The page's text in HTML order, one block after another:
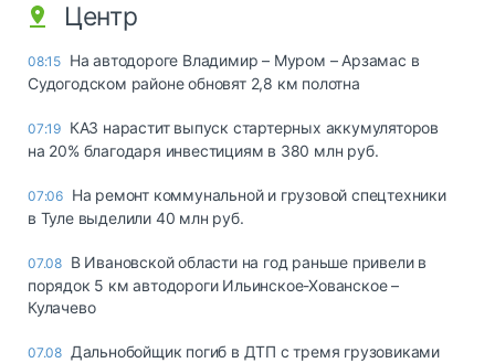
Центр
08:15 На автодороге Владимир – Муром – Арзамас в
Судогодском районе обновят 2,8 км полотна
07:19 КАЗ нарастит выпуск стартерных аккумуляторов
на 20% благодаря инвестициям в 380 млн руб.
07:06 На ремонт коммунальной и грузовой спецтехники
в Туле выделили 40 млн руб.
07.08 В Ивановской области на год раньше привели в
порядок 5 км автодороги Ильинское-Хованское –
Кулачево
07.08 Дальнобойщик погиб в ДТП с тремя грузовиками